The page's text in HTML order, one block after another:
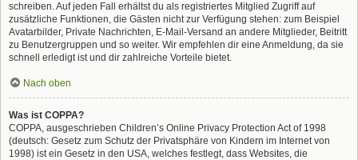
schreiben. Auf jeden Fall erhältst du als registriertes Mitglied Zugriff auf
zusätzliche Funktionen, die Gästen nicht zur Verfügung stehen: zum Beispiel
Avatarbilder, Private Nachrichten, E-Mail-Versand an andere Mitglieder, Beitritt
zu Benutzergruppen und so weiter. Wir empfehlen dir eine Anmeldung, da sie
schnell erledigt ist und dir zahlreiche Vorteile bietet.
Nach oben
Was ist COPPA?
COPPA, ausgeschrieben Children’s Online Privacy Protection Act of 1998
(deutsch: Gesetz zum Schutz der Privatsphäre von Kindern im Internet von
1998) ist ein Gesetz in den USA, welches festlegt, dass Websites, die